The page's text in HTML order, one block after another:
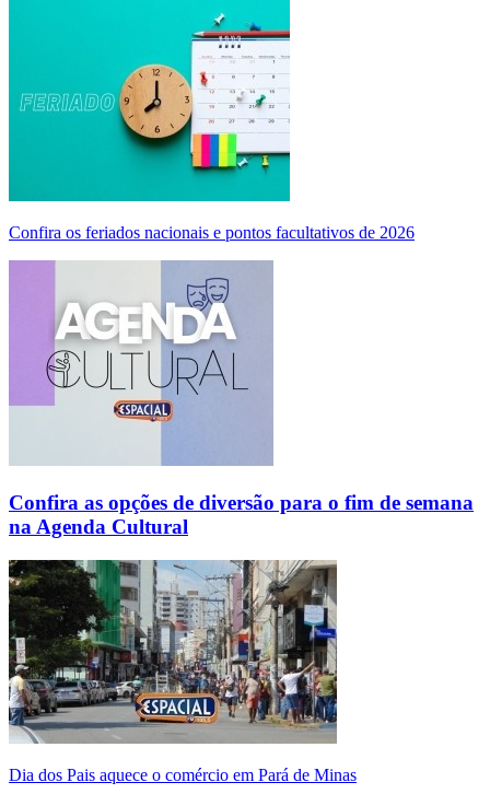
Confira os feriados nacionais e pontos facultativos de 2026
Confira as opções de diversão para o fim de semana
na Agenda Cultural
Dia dos Pais aquece o comércio em Pará de Minas